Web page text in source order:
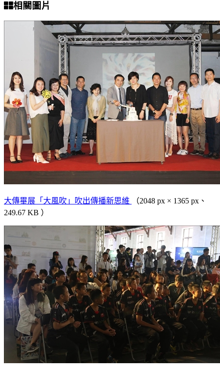
相關圖片
大傳畢展「大風吹」吹出傳播新思維
（2048 px × 1365 px、
249.67 KB ）